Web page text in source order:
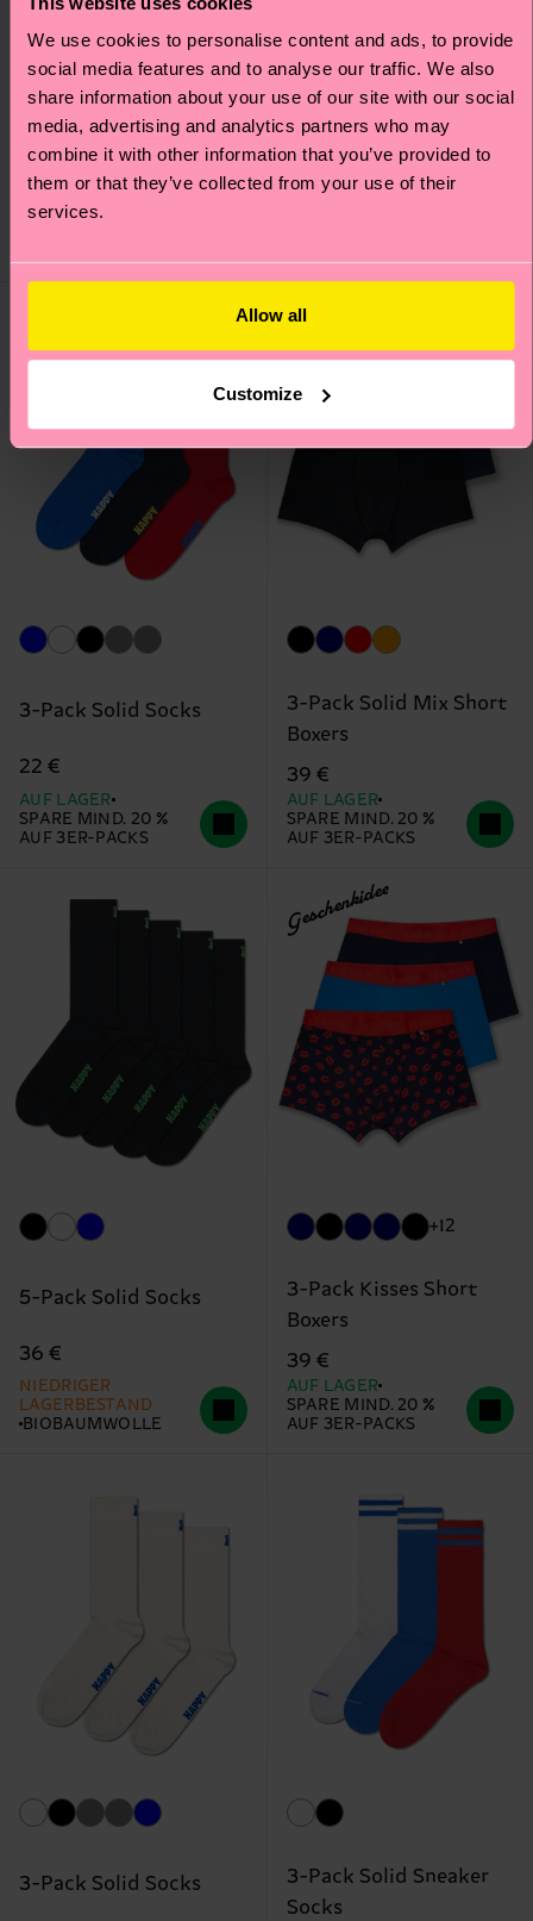
We use cookies to personalise content and ads, to provide
social media features and to analyse our traffic. We also
share information about your use of our site with our social
media, advertising and analytics partners who may
combine it with other information that you’ve provided to
them or that they’ve collected from your use of their
services.
Allow all
Customize
3-Pack Banana Short
Boxers
39 €
AUF LAGER
3-Pack Solid Socks
22 €
3-Pack Solid Socks
22 €
AUF LAGER
SPARE MIND. 20 %
AUF 3ER-PACKS
3-Pack Solid Mix Short
Boxers
39 €
AUF LAGER
SPARE MIND. 20 %
AUF 3ER-PACKS
5-Pack Solid Socks
36 €
NIEDRIGER
LAGERBESTAND
BIOBAUMWOLLE
Geschenkidee
+12
3-Pack Kisses Short
Boxers
39 €
AUF LAGER
SPARE MIND. 20 %
AUF 3ER-PACKS
3-Pack Solid Socks
3-Pack Solid Sneaker
Socks